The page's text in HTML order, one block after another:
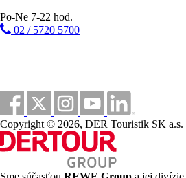
Po-Ne 7-22 hod.
02 / 5720 5700
Copyright © 2026, DER Touristik SK a.s.